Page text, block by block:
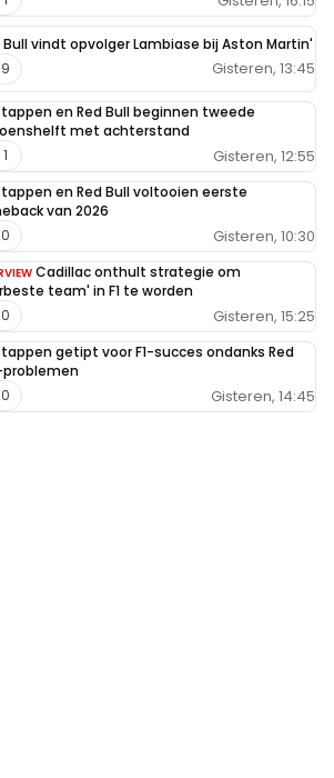
Bull vindt opvolger Lambiase bij Aston Martin'
Gisteren, 13:45
9
en Red Bull beginnen tweede
met achterstand
Gisteren, 12:55
1
en Red Bull voltooien eerste
van 2026
Gisteren, 10:30
0
Cadillac onthult strategie om
team' in F1 te worden
Gisteren, 15:25
0
getipt voor F1-succes ondanks Red
Gisteren, 14:45
0